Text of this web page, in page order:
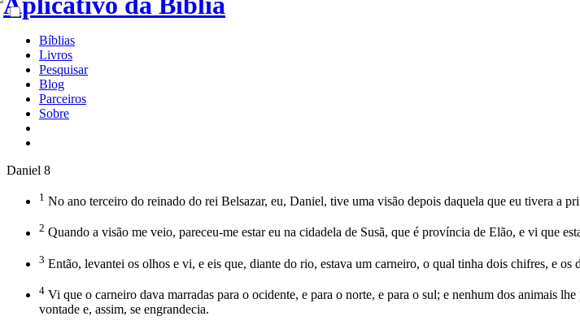
Bíblias
Livros
Pesquisar
Blog
Parceiros
Sobre
Daniel 8
1 No ano terceiro do reinado do rei Belsazar, eu, Daniel, tive uma visão depois daquela que eu tivera a
2 Quando a visão me veio, pareceu-me estar eu na cidadela de Susã, que é província de Elão, e vi que
3 Então, levantei os olhos e vi, e eis que, diante do rio, estava um carneiro, o qual tinha dois chifres, e
4 Vi que o carneiro dava marradas para o ocidente, e para o norte, e para o sul; e nenhum dos animais
vontade e, assim, se engrandecia.